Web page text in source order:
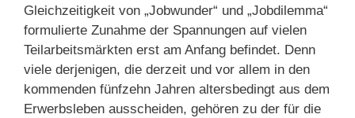
Gleichzeitigkeit von „Jobwunder“ und „Jobdilemma“
formulierte Zunahme der Spannungen auf vielen
Teilarbeitsmärkten erst am Anfang befindet. Denn
viele derjenigen, die derzeit und vor allem in den
kommenden fünfzehn Jahren altersbedingt aus dem
Erwerbsleben ausscheiden, gehören zu der für die